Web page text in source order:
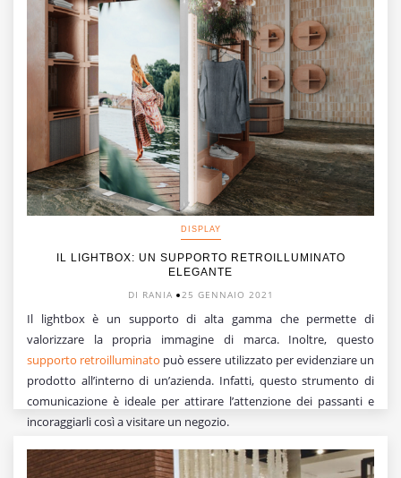
DISPLAY
IL LIGHTBOX: UN SUPPORTO RETROILLUMINATO
ELEGANTE
DI RANIA
25 GENNAIO 2021
Il lightbox è un supporto di alta gamma che permette di
valorizzare la propria immagine di marca. Inoltre, questo
supporto retroilluminato può essere utilizzato per evidenziare un
prodotto all’interno di un’azienda. Infatti, questo strumento di
comunicazione è ideale per attirare l’attenzione dei passanti e
incoraggiarli così a visitare un negozio.